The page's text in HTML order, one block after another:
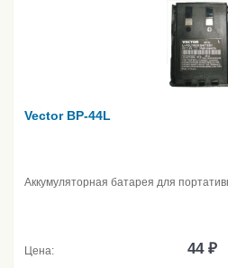
Vector BP-44L
Аккумуляторная батарея для
Цена: 44 ₽